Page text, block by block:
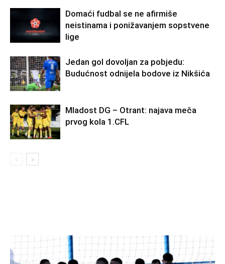
Domaći fudbal se ne afirmiše
neistinama i ponižavanjem sopstvene
lige
Jedan gol dovoljan za pobjedu:
Budućnost odnijela bodove iz Nikšića
Mladost DG – Otrant: najava meča
prvog kola 1.CFL